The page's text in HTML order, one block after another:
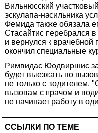
Вильнюсский
эскулапа-насильника
Фемида также обязала
Стасайтис перебрался в
и вернулся к врачебной
окончил специальные
Римвидас Юодвиршис
будет выезжать по
не только с водителем.
вызовам с врачом и
не начинает работу в
ССЫЛКИ ПО ТЕМЕ